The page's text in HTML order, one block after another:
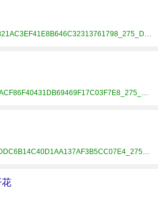
http://www.ftourcn.com/sf_F69F821AC3EF41E8B646C32313761798_275_D51567E4803.html
http://www.ftourcn.com/sf_2B1CACF86F40431DB69469F17C03F7E8_275_D51567E4803.html
http://www.ftourcn.com/sf_9A35DDC6B14C40D1AA137AF3B5CC07E4_275_D51567E4803.html
花